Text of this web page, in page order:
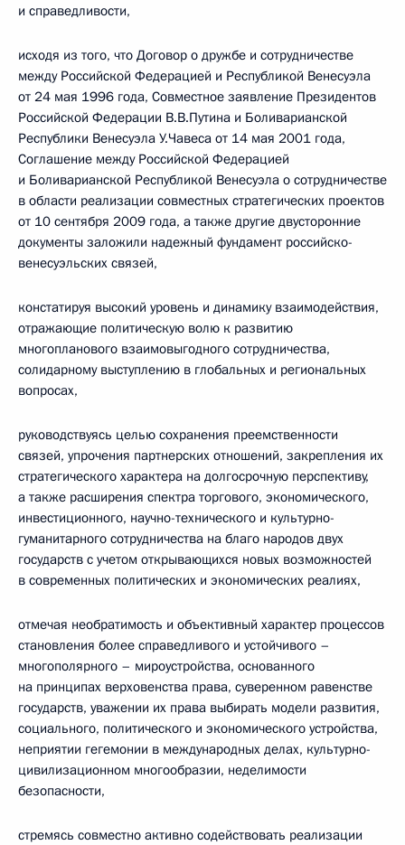
и справедливости,
исходя из того, что Договор о дружбе и сотрудничестве
между Российской Федерацией и Республикой Венесуэла
от 24 мая 1996 года, Совместное заявление Президентов
Российской Федерации В.В.Путина и Боливарианской
Республики Венесуэла У.Чавеса от 14 мая 2001 года,
Соглашение между Российской Федерацией
и Боливарианской Республикой Венесуэла о сотрудничестве
в области реализации совместных стратегических проектов
от 10 сентября 2009 года, а также другие двусторонние
документы заложили надежный фундамент российско-
венесуэльских связей,
констатируя высокий уровень и динамику взаимодействия,
отражающие политическую волю к развитию
многопланового взаимовыгодного сотрудничества,
солидарному выступлению в глобальных и региональных
вопросах,
руководствуясь целью сохранения преемственности
связей, упрочения партнерских отношений, закрепления их
стратегического характера на долгосрочную перспективу,
а также расширения спектра торгового, экономического,
инвестиционного, научно-технического и культурно-
гуманитарного сотрудничества на благо народов двух
государств с учетом открывающихся новых возможностей
в современных политических и экономических реалиях,
отмечая необратимость и объективный характер процессов
становления более справедливого и устойчивого –
многополярного – мироустройства, основанного
на принципах верховенства права, суверенном равенстве
государств, уважении их права выбирать модели развития,
социального, политического и экономического устройства,
неприятии гегемонии в международных делах, культурно-
цивилизационном многообразии, неделимости
безопасности,
стремясь совместно активно содействовать реализации